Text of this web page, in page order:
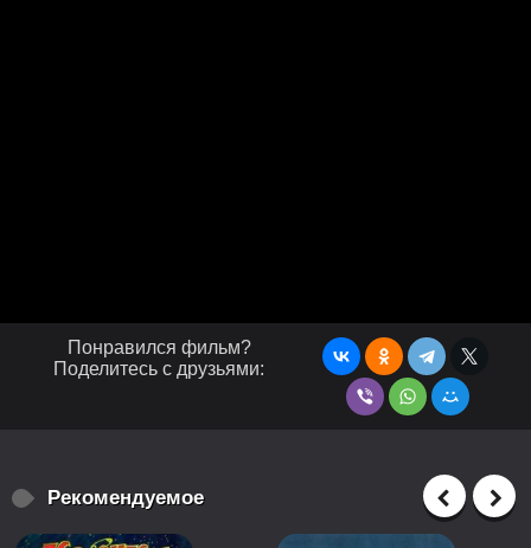
Понравился фильм?
Поделитесь с друзьями:
Рекомендуемое